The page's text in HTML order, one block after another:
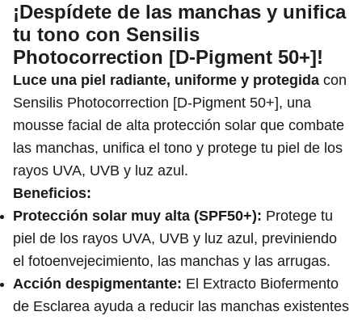
¡Despídete de las manchas y unifica
tu tono con Sensilis
Photocorrection [D-Pigment 50+]!
Luce una piel radiante, uniforme y protegida con
Sensilis Photocorrection [D-Pigment 50+], una
mousse facial de alta protección solar que combate
las manchas, unifica el tono y protege tu piel de los
rayos UVA, UVB y luz azul.
Beneficios:
Protección solar muy alta (SPF50+): Protege tu
piel de los rayos UVA, UVB y luz azul, previniendo
el fotoenvejecimiento, las manchas y las arrugas.
Acción despigmentante: El Extracto Biofermento
de Esclarea ayuda a reducir las manchas existentes